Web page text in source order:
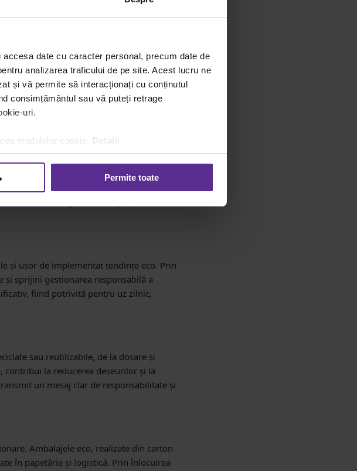
accesa date cu caracter personal, precum date de
analizarea traficului de pe site. Acest lucru ne
și vă permite să interacționați cu conținutul
consimțământul sau vă puteți retrage
uri.
modulelor cookie. Detalii
Permite toate
și ușor de implementat tendințe eco. Prin
și sprijini gestionarea responsabilă a
fiind potrivită pentru uz zilnic,
sau reutilizabile, de la dosare și
contribui la reducerea deșeurilor și la
un mesaj clar de responsabilitate și
Ambalajele eco, realizate din carton
în papetărie și logistică. Prin înlocuirea